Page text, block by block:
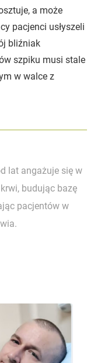
a może
pacjenci usłyszeli
bliźniak
szpiku musi stale
w walce z
lat angażuje się w
budując bazę
pacjentów w